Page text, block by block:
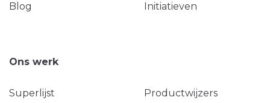
Blog Initiatieven
Ons werk
Superlijst Productwijzers